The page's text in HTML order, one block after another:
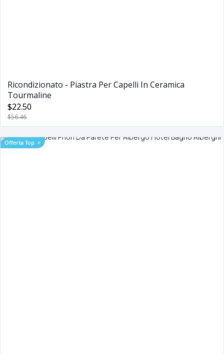
Ricondizionato - Piastra Per Capelli In Ceramica
Tourmaline
$22.50
$56.46
Offerta Top ⭐